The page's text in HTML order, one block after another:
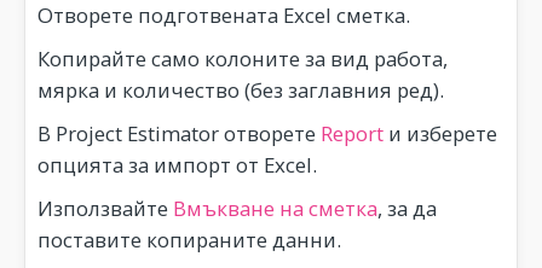
Отворете подготвената Excel сметка.
Копирайте само колоните за вид работа,
мярка и количество (без заглавния ред).
В Project Estimator отворете Report и изберете
опцията за импорт от Excel.
Използвайте Вмъкване на сметка, за да
поставите копираните данни.